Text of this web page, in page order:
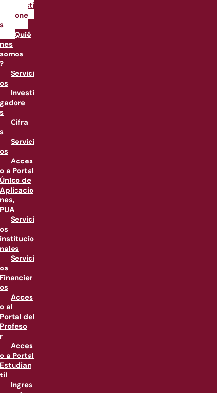
Investi
gacione
s
¿Quié
nes
somos
?
Servici
os
Investi
gadore
s
Cifra
s
Servici
os
Acces
o a Portal
Único de
Aplicacio
nes,
PUA
Servici
os
institucio
nales
Servici
os
Financier
os
Acces
o al
Portal del
Profeso
r
Acces
o a Portal
Estudian
til
Ingres